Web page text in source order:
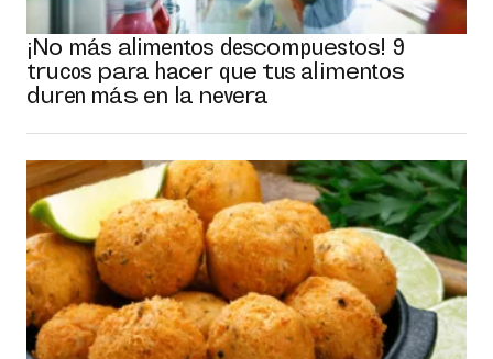
¡No más alimentos descompuestos! 9
trucos para hacer que tus alimentos
duren más en la nevera